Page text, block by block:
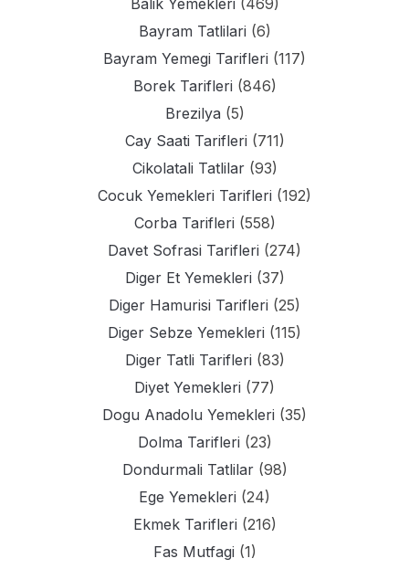
Balik Yemekleri (469)
Bayram Tatlilari (6)
Bayram Yemegi Tarifleri (117)
Borek Tarifleri (846)
Brezilya (5)
Cay Saati Tarifleri (711)
Cikolatali Tatlilar(93)
Cocuk Yemekleri Tarifleri (192)
Corba Tarifleri (558)
Davet Sofrasi Tarifleri (274)
Diger Et Yemekleri (37)
Diger Hamurisi Tarifleri (25)
Diger Sebze Yemekleri (115)
Diger Tatli Tarifleri (83)
Diyet Yemekleri (77)
Dogu Anadolu Yemekleri (35)
Dolma Tarifleri (23)
Dondurmali Tatlilar(98)
Ege Yemekleri (24)
Ekmek Tarifleri (216)
Fas Mutfagi (1)